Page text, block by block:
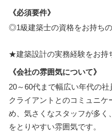
《必須要件》
◎1級建築士の資格をお持ち
★建築設計の実務経験をお持
《会社の雰囲気について》
20～60代まで幅広い年代の社
クライアントとのコミュニ
め、気さくなスタッフが多く
をとりやすい雰囲気です。